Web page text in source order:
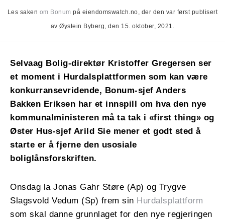
Les saken om Bonum på eiendomswatch.no, der den var først publisert
av Øystein Byberg, den 15. oktober, 2021.
Selvaag Bolig-direktør Kristoffer Gregersen ser
et moment i Hurdalsplattformen som kan være
konkurransevridende, Bonum-sjef Anders
Bakken Eriksen har et innspill om hva den nye
kommunalministeren må ta tak i «first thing» og
Øster Hus-sjef Arild Sie mener et godt sted å
starte er å fjerne den usosiale
boliglånsforskriften.
Onsdag la Jonas Gahr Støre (Ap) og Trygve
Slagsvold Vedum (Sp) frem sin Hurdalsplattform
som skal danne grunnlaget for den nye regjeringen